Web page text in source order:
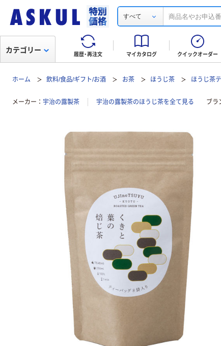
すべて
履歴・再注文 マイカタログ クイックオーダー
カテゴリー
ホーム 飲料/食品/ギフト/お酒 お茶 ほうじ茶 ほうじ茶
メーカー 宇治の露製茶 宇治の露製茶のほうじ茶を全て見る ブラ